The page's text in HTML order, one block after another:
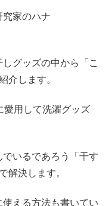
究家のハナ
グッズの中から「こ
介します。
愛用して洗濯グッズ
いるであろう「干す
解決します。
える方法も書いてい